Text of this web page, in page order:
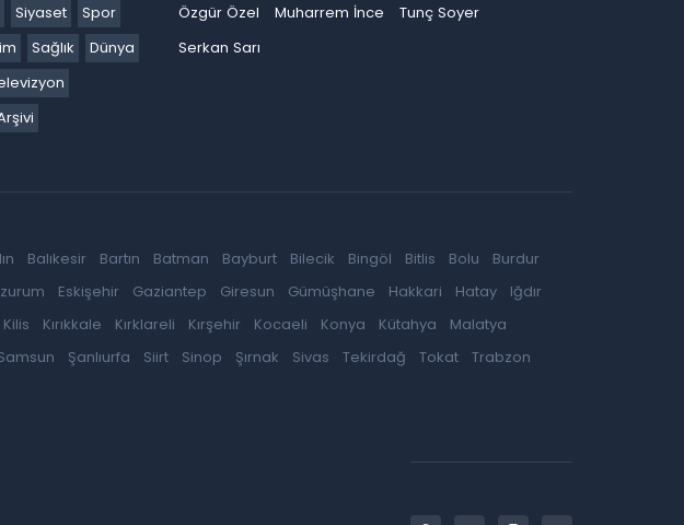
Siyaset
Spor
Sağlık
Dünya
Özgür Özel
Muharrem İnce
Tunç Soyer
Serkan Sarı
Balıkesir Bartın Batman Bayburt Bilecik Bingöl Bitlis Bolu
Burdur
Eskişehir Gaziantep Giresun Gümüşhane Hakkari Hatay
Iğdır
Kilis Kırıkkale Kırklareli Kırşehir Kocaeli Konya Kütahya
Malatya
Şanlıurfa Siirt Sinop Şırnak Sivas Tekirdağ Tokat
Trabzon